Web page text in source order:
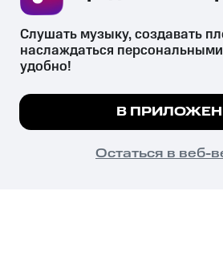
психотропных веществ, их аналогов
их незаконный оборот запрещён и
законодательством ответственность.
© 2026 ООО «КИОН».
Все права защищены
Мы используем куки, чтобы на
Подробнее
ПОНЯТНО
Слушать музыку, создавать
наслаждаться
удобно!
В
Остаться в веб-